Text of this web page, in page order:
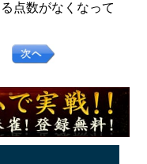
点数がなくなって